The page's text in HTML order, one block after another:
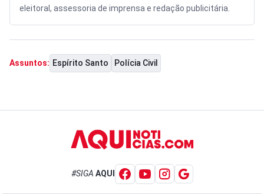
eleitoral, assessoria de imprensa e redação publicitária.
Assuntos: Espírito Santo Polícia Civil
#SIGA AQUI